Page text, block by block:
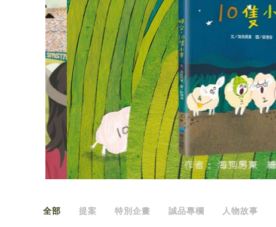
全部 提案 特別企畫 誠品專欄 人物故事